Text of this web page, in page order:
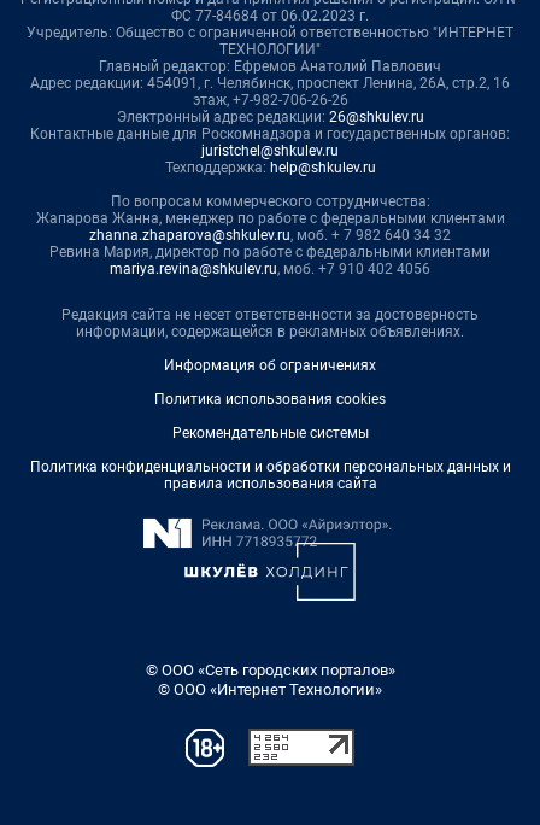
ФС 77-84684 от 06.02.2023 г.
Учредитель: Общество с ограниченной ответственностью "ИНТЕРНЕТ
ТЕХНОЛОГИИ"
Главный редактор: Ефремов Анатолий Павлович
Адрес редакции: 454091, г. Челябинск, проспект Ленина, 26А, стр.2, 16
этаж, +7-982-706-26-26
Электронный адрес редакции: 26@shkulev.ru
Контактные данные для Роскомнадзора и государственных органов:
juristchel@shkulev.ru
Техподдержка: help@shkulev.ru
По вопросам коммерческого сотрудничества:
Жапарова Жанна, менеджер по работе с федеральными клиентами
zhanna.zhaparova@shkulev.ru, моб. + 7 982 640 34 32
Ревина Мария, директор по работе с федеральными клиентами
mariya.revina@shkulev.ru, моб. +7 910 402 4056
Редакция сайта не несет ответственности за достоверность
информации, содержащейся в рекламных объявлениях.
Информация об ограничениях
Политика использования cookies
Рекомендательные системы
Политика конфиденциальности и обработки персональных данных и
правила использования сайта
© ООО «Сеть городских порталов»
© ООО «Интернет Технологии»